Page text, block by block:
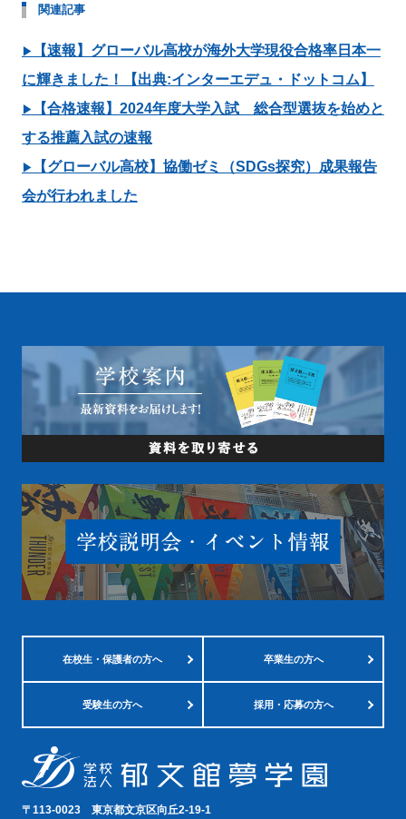
関連記事
▶
【速報】グローバル高校が海外大学現役合格率日本一
に輝きました！【出典:インターエデュ・ドットコム】
▶
【合格速報】2024年度大学入試 総合型選抜を始めと
する推薦入試の速報
▶
【グローバル高校】協働ゼミ（SDGs探究）成果報告
会が行われました
在校生・保護者の方へ 卒業生の方へ
受験生の方へ 採用・応募の方へ
〒113-0023 東京都文京区向丘2-19-1